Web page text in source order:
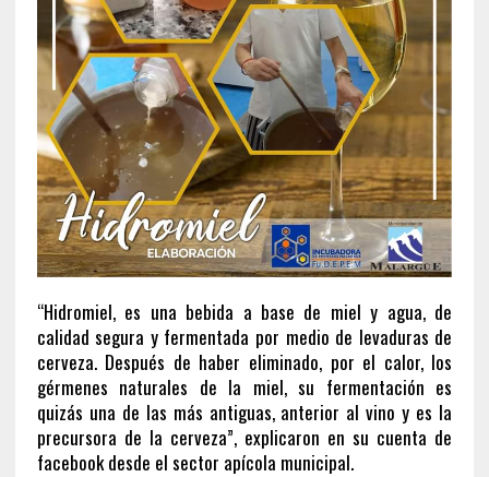
“Hidromiel, es una bebida a base de miel y agua, de
calidad segura y fermentada por medio de levaduras de
cerveza. Después de haber eliminado, por el calor, los
gérmenes naturales de la miel, su fermentación es
quizás una de las más antiguas, anterior al vino y es la
precursora de la cerveza”, explicaron en su cuenta de
facebook desde el sector apícola municipal.